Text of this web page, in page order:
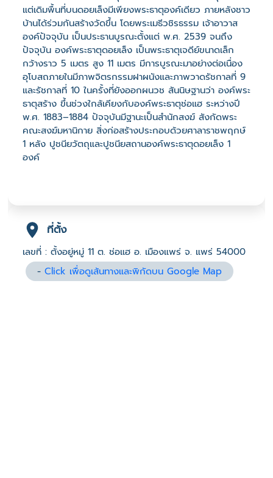
แต่เดิมพื้นที่บนดอยเล็งมีเพียงพระธาตุองค์เดียว ภายหลังชาว
บ้านได้ร่วมกันสร้างวัดขึ้น โดยพระเมธีวชิรธรรม เจ้าอาวาส
องค์ปัจจุบัน เป็นประธานบูรณะตั้งแต่ พ.ศ. 2539 จนถึง
ปัจจุบัน องค์พระธาตุดอยเล็ง เป็นพระธาตุเจดีย์ขนาดเล็ก
กว้างราว 5 เมตร สูง 11 เมตร มีการบูรณะมาอย่างต่อเนื่อง
อุโบสถภายในมีภาพจิตรกรรมฝาผนังและภาพวาดรัชกาลที่ 9
และรัชกาลที่ 10 ในครั้งที่ยังออกผนวช สันนิษฐานว่า องค์พระ
ธาตุสร้าง ขึ้นช่วงใกล้เคียงกับองค์พระธาตุช่อแฮ ระหว่างปี
พ.ศ. 1883–1884 ปัจจุบันมีฐานะเป็นสำนักสงฆ์ สังกัดพระ
คณะสงฆ์มหานิกาย สิ่งก่อสร้างประกอบด้วยศาลาราชพฤกษ์
1 หลัง ปูชนียวัตถุและปูชนียสถานองค์พระธาตุดอยเล็ง 1
องค์
ที่ตั้ง
เลขที่ : ตั้งอยู่หมู่ 11 ต. ช่อแฮ อ. เมืองแพร่ จ. แพร่ 54000
-Click เพื่อดูเส้นทางและพิกัดบน Google Map